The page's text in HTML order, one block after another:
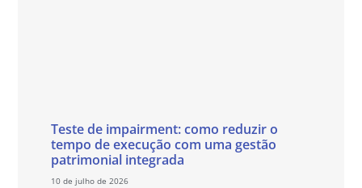
Teste de impairment: como reduzir o
tempo de execução com uma gestão
patrimonial integrada
10 de julho de 2026